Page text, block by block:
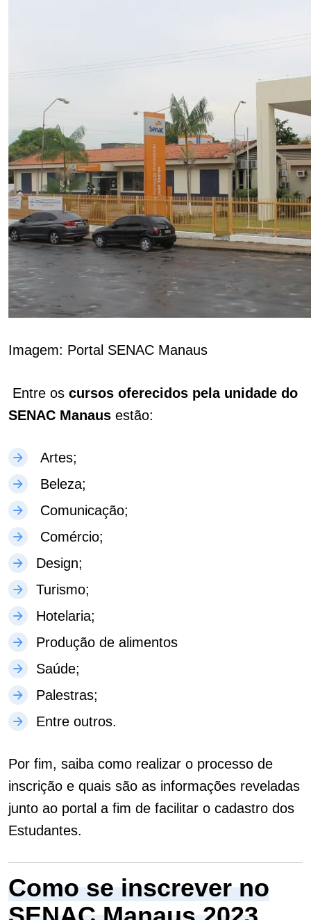
Imagem: Portal SENAC Manaus
Entre os cursos oferecidos pela unidade do
SENAC Manaus estão:
Artes;
Beleza;
Comunicação;
Comércio;
Design;
Turismo;
Hotelaria;
Produção de alimentos
Saúde;
Palestras;
Entre outros.
Por fim, saiba como realizar o processo de
inscrição e quais são as informações reveladas
junto ao portal a fim de facilitar o cadastro dos
Estudantes.
Como se inscrever no